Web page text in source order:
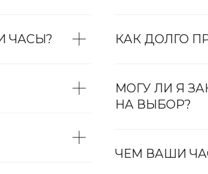
ЧАСЫ? КАК ДОЛГО
МОГУ ЛИ Я
НА ВЫБОР?
ЧЕМ ВАШИ